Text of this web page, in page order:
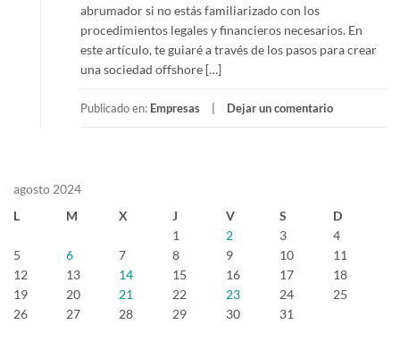
abrumador si no estás familiarizado con los
procedimientos legales y financieros necesarios. En
este artículo, te guiaré a través de los pasos para crear
una sociedad offshore […]
Publicado en: Empresas Dejar un comentario
agosto 2024
L
M X J V S
D
1
2 3
4
5
6 7 8 9 10
11
12
13 14 15 16 17
18
19
20 21 22 23 24
25
26
27 28 29 30 31